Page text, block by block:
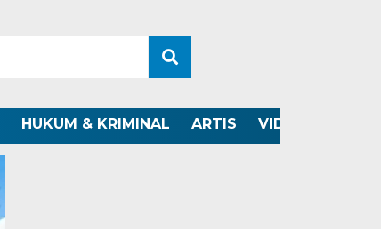
HUKUM & KRIMINAL ARTIS VIDEO